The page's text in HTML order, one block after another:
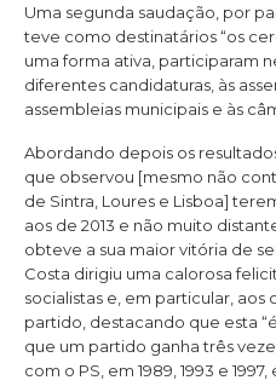
Uma segunda saudação, por
teve como destinatários “os
uma forma ativa, participaram
diferentes candidaturas, às
assembleias municipais e às
Abordando depois os
que observou [mesmo não
de Sintra, Loures e Lisboa]
aos de 2013 e não muito
obteve a sua maior vitória de
Costa dirigiu uma calorosa
socialistas e, em particular,
partido, destacando que esta
que um partido ganha três
com o PS, em 1989, 1993 e